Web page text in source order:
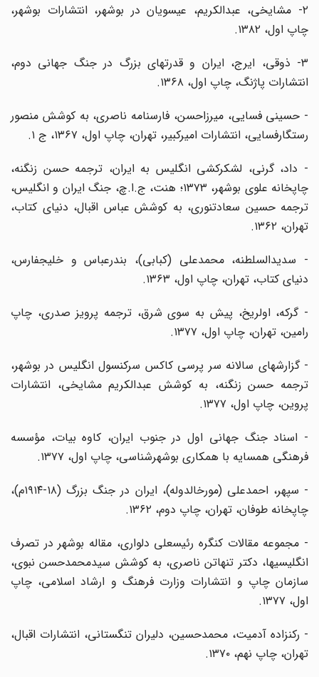
۲- مشایخی، عبدالکریم، عیسویان در بوشهر، انتشارات بوشهر،
چاپ اول، ۱۳۸۲.
۳- ذوقی، ایرج، ایران و قدرتهای بزرگ در جنگ جهانی دوم،
انتشارات پاژنگ، چاپ اول، ۱۳۶۸.
- حسینی فسایی، میرزاحسن، فارسنامه ناصری، به کوشش منصور
رستگارفسایی، انتشارات امیرکبیر، تهران، چاپ اول، ۱۳۶۷، ج ۱.
- داد، گرنی، لشکرکشی انگلیس به ایران، ترجمه حسن زنگنه،
چاپخانه علوی بوشهر، ۱۳۷۳؛ هنت، ج.ا.چ، جنگ ایران و انگلیس،
ترجمه حسین سعادتنوری، به کوشش عباس اقبال، دنیای کتاب،
تهران، ۱۳۶۲.
- سدیدالسلطنه، محمدعلی (کبابی)، بندرعباس و خلیجفارس،
دنیای کتاب، تهران، چاپ اول، ۱۳۶۳.
- گرکه، اولریخ، پیش به سوی شرق، ترجمه پرویز صدری، چاپ
رامین، تهران، چاپ اول، ۱۳۷۷.
- گزارشهای سالانه سر پرسی کاکس سرکنسول انگلیس در بوشهر،
ترجمه حسن زنگنه، به کوشش عبدالکریم مشایخی، انتشارات
پروین، چاپ اول، ۱۳۷۷.
- اسناد جنگ جهانی اول در جنوب ایران، کاوه بیات، مؤسسه
فرهنگی همسایه با همکاری بوشهرشناسی، چاپ اول، ۱۳۷۷.
- سپهر، احمدعلی (مورخالدوله)، ایران در جنگ بزرگ (۱۸-۱۹۱۴م)،
چاپخانه طوفان، تهران، چاپ دوم، ۱۳۶۲.
- مجموعه مقالات کنگره رئیسعلی دلواری، مقاله بوشهر در تصرف
انگلیسیها، دکتر تنهاتن ناصری، به کوشش سیدمحمدحسن نبوی،
سازمان چاپ و انتشارات وزارت فرهنگ و ارشاد اسلامی، چاپ
اول، ۱۳۷۷.
- رکنزاده آدمیت، محمدحسین، دلیران تنگستانی، انتشارات اقبال،
تهران، چاپ نهم، ۱۳۷۰.